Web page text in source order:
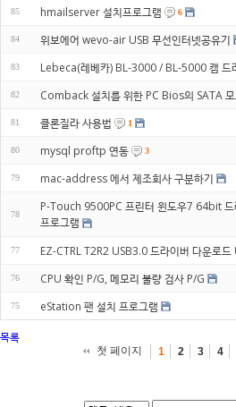
85 hmailserver 설치프로그램 6
84 위보에어 wevo-air USB 무선인터넷공유기
83 Lebeca(레베카) BL-3000 / BL-5000 캠 드
82 Comback 설치를 위한 PC Bios의 SATA 모
81 클론질라 사용법 1
80 mysql proftp 연동 3
79 mac-address 에서 제조회사 구분하기
78
P-Touch 9500PC 프린터 윈도우7 64bit 드
프로그램
77 EZ-CTRL T2R2 USB3.0 드라이버 다운로드
76 CPU 확인 P/G, 메모리 불량 검사 P/G
75 eStation 팬 설치 프로그램
목록
첫 페이지 1 2 3 4